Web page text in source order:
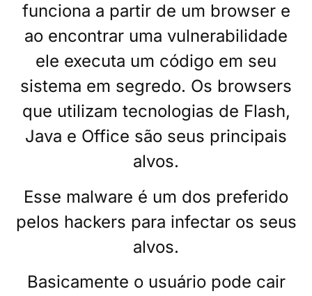
funciona a partir de um browser e
ao encontrar uma vulnerabilidade
ele executa um código em seu
sistema em segredo. Os browsers
que utilizam tecnologias de Flash,
Java e Office são seus principais
alvos.
Esse malware é um dos preferido
pelos hackers para infectar os seus
alvos.
Basicamente o usuário pode cair